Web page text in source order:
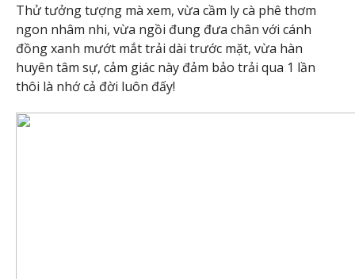
Thử tưởng tượng mà xem, vừa cầm ly cà phê thơm
ngon nhâm nhi, vừa ngồi đung đưa chân với cánh
đồng xanh mướt mắt trải dài trước mặt, vừa hàn
huyên tâm sự, cảm giác này đảm bảo trải qua 1 lần
thôi là nhớ cả đời luôn đấy!